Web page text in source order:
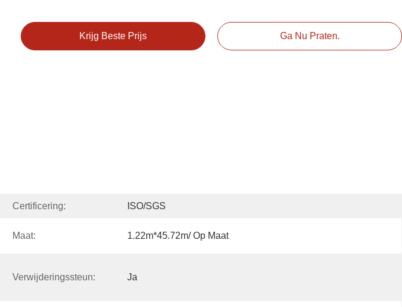
Krijg Beste Prijs Ga Nu Praten.
Certificering: ISO/SGS
Maat: 1.22m*45.72m/ Op Maat
Verwijderingssteun: Ja